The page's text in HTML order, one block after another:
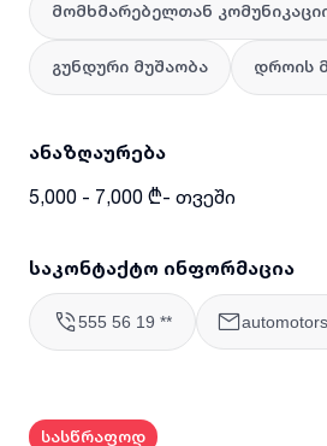
მომხმარებელთან
გუნდური მუშაობა დროის
ანაზღაურება
5,000 - 7,000 ₾- თვეში
საკონტაქტო ინფორმაცია
555 56 19 **
სასწრაფოდ